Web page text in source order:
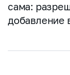
сама:
добавление